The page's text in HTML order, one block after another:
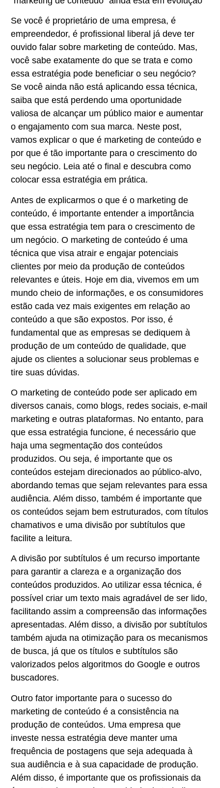
Se você é proprietário de uma empresa, é
empreendedor, é profissional liberal já deve ter
ouvido falar sobre marketing de conteúdo. Mas,
você sabe exatamente do que se trata e como
essa estratégia pode beneficiar o seu negócio?
Se você ainda não está aplicando essa técnica,
saiba que está perdendo uma oportunidade
valiosa de alcançar um público maior e aumentar
o engajamento com sua marca. Neste post,
vamos explicar o que é marketing de conteúdo e
por que é tão importante para o crescimento do
seu negócio. Leia até o final e descubra como
colocar essa estratégia em prática.
Antes de explicarmos o que é o marketing de
conteúdo, é importante entender a importância
que essa estratégia tem para o crescimento de
um negócio. O marketing de conteúdo é uma
técnica que visa atrair e engajar potenciais
clientes por meio da produção de conteúdos
relevantes e úteis. Hoje em dia, vivemos em um
mundo cheio de informações, e os consumidores
estão cada vez mais exigentes em relação ao
conteúdo a que são expostos. Por isso, é
fundamental que as empresas se dediquem à
produção de um conteúdo de qualidade, que
ajude os clientes a solucionar seus problemas e
tire suas dúvidas.
O marketing de conteúdo pode ser aplicado em
diversos canais, como blogs, redes sociais, e-mail
marketing e outras plataformas. No entanto, para
que essa estratégia funcione, é necessário que
haja uma segmentação dos conteúdos
produzidos. Ou seja, é importante que os
conteúdos estejam direcionados ao público-alvo,
abordando temas que sejam relevantes para essa
audiência. Além disso, também é importante que
os conteúdos sejam bem estruturados, com títulos
chamativos e uma divisão por subtítulos que
facilite a leitura.
A divisão por subtítulos é um recurso importante
para garantir a clareza e a organização dos
conteúdos produzidos. Ao utilizar essa técnica, é
possível criar um texto mais agradável de ser lido,
facilitando assim a compreensão das informações
apresentadas. Além disso, a divisão por subtítulos
também ajuda na otimização para os mecanismos
de busca, já que os títulos e subtítulos são
valorizados pelos algoritmos do Google e outros
buscadores.
Outro fator importante para o sucesso do
marketing de conteúdo é a consistência na
produção de conteúdos. Uma empresa que
investe nessa estratégia deve manter uma
frequência de postagens que seja adequada à
sua audiência e à sua capacidade de produção.
Além disso, é importante que os profissionais da